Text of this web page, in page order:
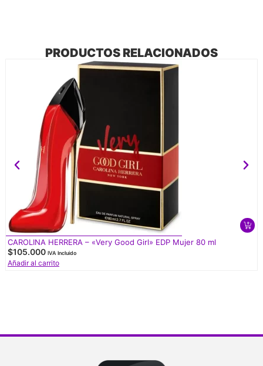
PRODUCTOS RELACIONADOS
CAROLINA HERRERA – «Very Good Girl» EDP Mujer 80 ml
$105.000 IVA Incluido
Añadir al carrito